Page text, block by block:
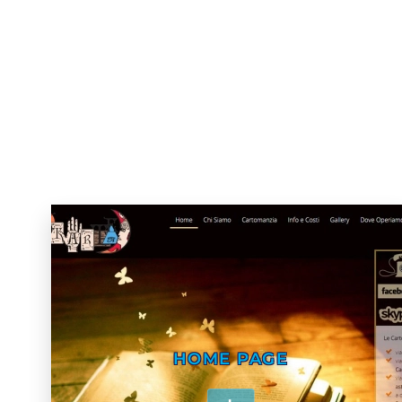
HOME PAGE